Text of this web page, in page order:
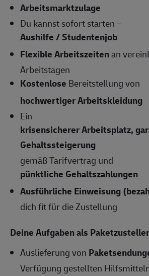
Arbeitsmarktzulage
Du kannst sofort starten –
Aushilfe / Studentenjob
Flexible Arbeitszeitenan
Arbeitstagen
Kostenlose Bereitstellung von
hochwertiger Arbeitskleidung
Ein
krisensicherer Arbeitsplatz,
Gehaltssteigerung
gemäß Tarifvertrag und
pünktliche Gehaltszahlungen
Ausführliche Einweisung
dich fit für die Zustellung
Deine Aufgaben als
Auslieferung von
Verfügung gestellten